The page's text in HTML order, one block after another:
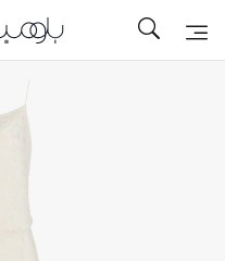
تخفيضات